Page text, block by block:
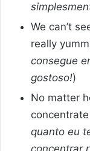
We can’t
really
consegue
gostoso!)
No matter
quanto eu